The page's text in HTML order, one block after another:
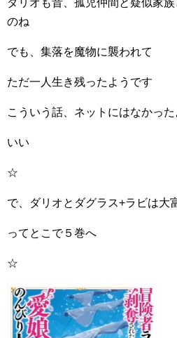
ダリオも昔、孤児仲間と疑似家
のね
でも、集落を魔物に襲われて
ただ一人生き残ったようです
こういう話、ネットにはなかっ
いい
☆
で、ダリオとダグラス+ラビは大
ってとこで５巻へ
☆